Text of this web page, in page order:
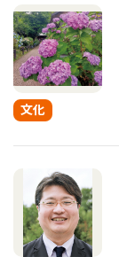
文化